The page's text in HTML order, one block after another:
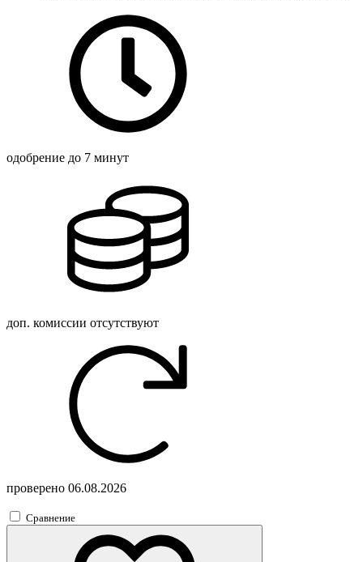
одобрение до 7 минут
доп. комиссии отсутствуют
проверено 06.08.2026
Сравнение